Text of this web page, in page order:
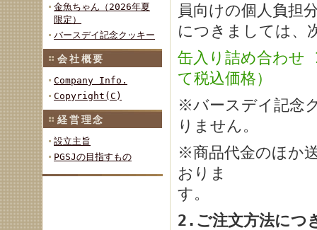
金魚ちゃん（2026年夏
限定）
バースデイ記念クッキー
会社概要
Company Info.
Copyright(C)
経営理念
設立主旨
PGSJの目指すもの
員向けの個人負担
につきましては、
缶入り詰め合わ
て税込価格）
※バースデイ記念
りません。
※商品代金のほか
おりま
2.ご注文方法につ